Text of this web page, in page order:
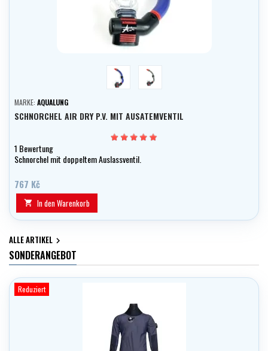
modrá stříbrná světlá
MARKE: AQUALUNG
SCHNORCHEL AIR DRY P.V. MIT AUSATEMVENTIL
1 Bewertung
Schnorchel mit doppeltem Auslassventil.
767 Kč
 In den Warenkorb
ALLE ARTIKEL 
SONDERANGEBOT
Reduziert